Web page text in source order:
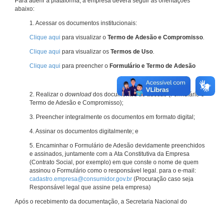
abaixo:
1. Acessar os documentos institucionais:
Clique aqui para visualizar o Termo de Adesão e Compromisso.
Clique aqui para visualizar os Termos de Uso.
Clique aqui para preencher o Formulário e Termo de Adesão
2. Realizar o download dos documentos de adesão (Formulário e
Termo de Adesão e Compromisso);
3. Preencher integralmente os documentos em formato digital;
4. Assinar os documentos digitalmente; e
5. Encaminhar o Formulário de Adesão devidamente preenchidos
e assinados, juntamente com a Ata Constitutiva da Empresa
(Contrato Social, por exemplo) em que conste o nome de quem
assinou o Formulário como o responsável legal. para o e-mail:
cadastro.empresa@consumidor.gov.br (Procuração caso seja
Responsável legal que assine pela empresa)
Após o recebimento da documentação, a Secretaria Nacional do